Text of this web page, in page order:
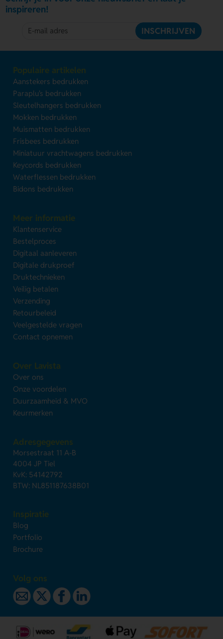
inspireren!
INSCHRIJVEN
Populaire artikelen
Aanstekers bedrukken
Paraplu's bedrukken
Sleutelhangers bedrukken
Mokken bedrukken
Muismatten bedrukken
Frisbees bedrukken
Miniatuur vrachtwagens bedrukken
Keycords bedrukken
Waterflessen bedrukken
Bidons bedrukken
Meer informatie
Klantenservice
Bestelproces
Digitaal aanleveren
Digitale drukproef
Druktechnieken
Veilig betalen
Verzending
Retourbeleid
Veelgestelde vragen
Contact opnemen
Over Lavista
Over ons
Onze voordelen
Duurzaamheid & MVO
Keurmerken
Adresgegevens
Morsestraat 11 A-B
4004 JP Tiel
KvK: 54142792
BTW: NL851187638B01
Inspiratie
Blog
Portfolio
Brochure
Volg ons